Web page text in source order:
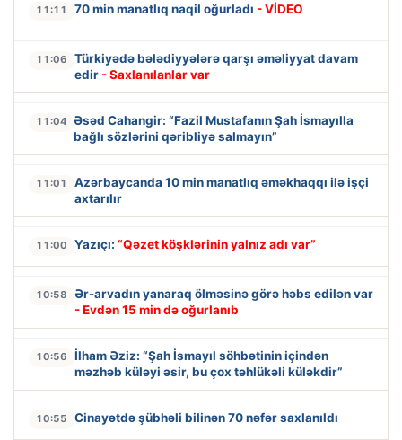
11:11 70 min manatlıq naqil oğurladı - VİDEO
11:06
Türkiyədə bələdiyyələrə qarşı əməliyyat davam
edir - Saxlanılanlar var
11:04
Əsəd Cahangir: “Fazil Mustafanın Şah İsmayılla
bağlı sözlərini qəribliyə salmayın”
11:01
Azərbaycanda 10 min manatlıq əməkhaqqı ilə işçi
axtarılır
11:00 Yazıçı: “Qəzet köşklərinin yalnız adı var”
10:58
Ər-arvadın yanaraq ölməsinə görə həbs edilən var
- Evdən 15 min də oğurlanıb
10:56
İlham Əziz: “Şah İsmayıl söhbətinin içindən
məzhəb küləyi əsir, bu çox təhlükəli küləkdir”
10:55 Cinayətdə şübhəli bilinən 70 nəfər saxlanıldı